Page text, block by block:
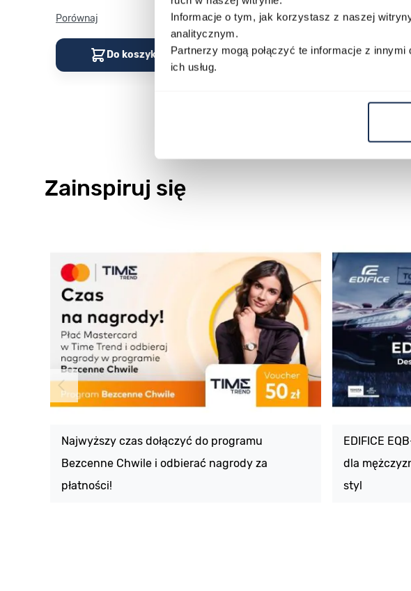
Informacje o tym, jak korzystasz z naszej
analitycznym.
Partnerzy mogą połączyć te informacje z
ich usług.
Porównaj
Do koszyka
Porównaj
Do koszyka
Zainspiruj się
Najwyższy czas dołączyć do programu
Bezcenne Chwile i odbierać nagrody za
płatności!
EDIFICE
dla
styl